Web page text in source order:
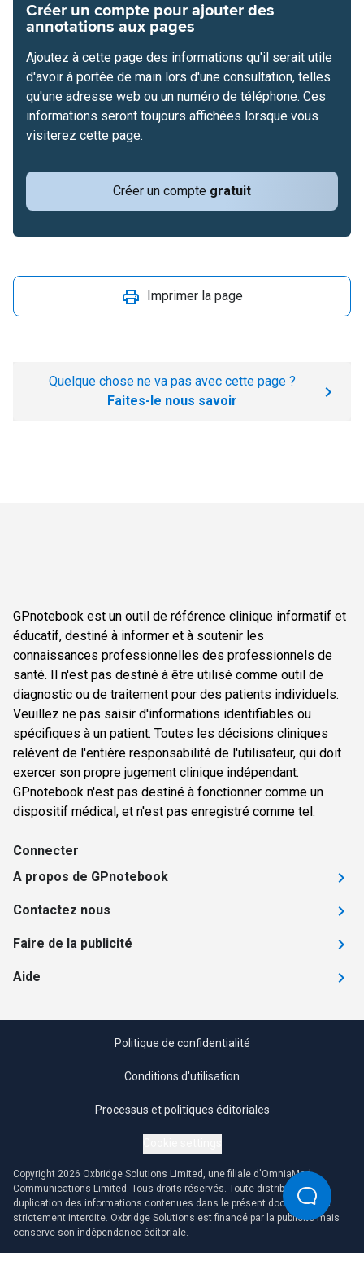
Créer un compte pour ajouter des
annotations aux pages
Créer un compte gratuit
Ajoutez à cette page des informations qu'il serait utile
d'avoir à portée de main lors d'une consultation, telles
qu'une adresse web ou un numéro de téléphone. Ces
informations seront toujours affichées lorsque vous
visiterez cette page.
Imprimer la page
Quelque chose ne va pas avec cette page ?
Faites-le nous savoir
GPnotebook est un outil de référence clinique informatif et
éducatif, destiné à informer et à soutenir les
connaissances professionnelles des professionnels de
santé. Il n'est pas destiné à être utilisé comme outil de
diagnostic ou de traitement pour des patients individuels.
Veuillez ne pas saisir d'informations identifiables ou
spécifiques à un patient. Toutes les décisions cliniques
relèvent de l'entière responsabilité de l'utilisateur, qui doit
exercer son propre jugement clinique indépendant.
GPnotebook n'est pas destiné à fonctionner comme un
dispositif médical, et n'est pas enregistré comme tel.
Connecter
A propos de GPnotebook
Contactez nous
Faire de la publicité
Aide
Politique de confidentialité
Conditions d'utilisation
Processus et politiques éditoriales
Copyright 2026 Oxbridge Solutions Limited, une filiale d'OmniaMed
Communications Limited. Tous droits réservés. Toute distribution ou
duplication des informations contenues dans le présent document est
strictement interdite. Oxbridge Solutions est financé par la publicité mais
conserve son indépendance éditoriale.